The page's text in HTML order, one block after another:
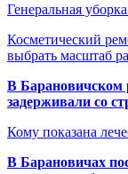
Генеральная
Косметический
выбрать масштаб
В Барановичском
задерживали со
Кому показана
В Барановичах